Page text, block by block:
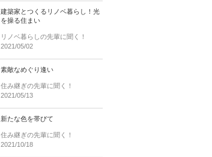
建築家とつくるリノベ暮らし！光
を操る住まい
リノベ暮らしの先輩に聞く！
2021/05/02
素敵なめぐり逢い
住み継ぎの先輩に聞く！
2021/05/13
新たな色を帯びて
住み継ぎの先輩に聞く！
2021/10/18